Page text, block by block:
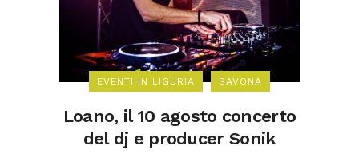
EVENTI IN LIGURIA SAVONA
Loano, il 10 agosto concerto
del dj e producer Sonik